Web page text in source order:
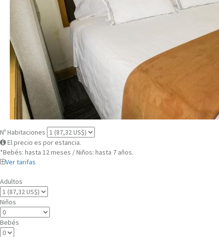
Nº Habitaciones
El precio es por estancia.
*Bebés: hasta 12 meses / Niños: hasta 7 años.
Ver tarifas
Adultos
Niños
Bebés